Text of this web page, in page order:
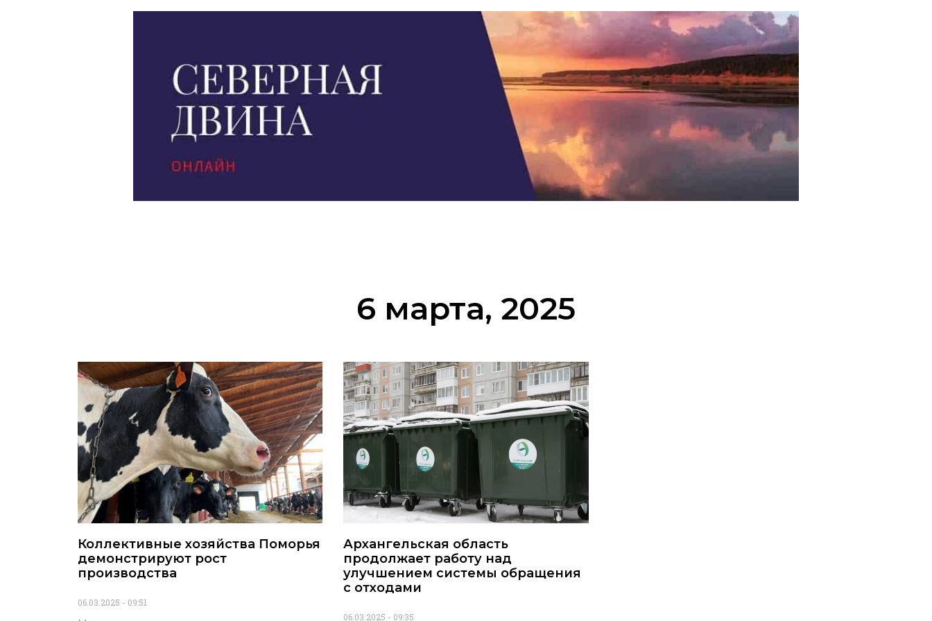
6 марта, 2025
Коллективные хозяйства Поморья
демонстрируют рост
производства
06.03.2025 09:51
Архангельская область
продолжает работу над
улучшением системы обращения
с отходами
06.03.2025 09:35